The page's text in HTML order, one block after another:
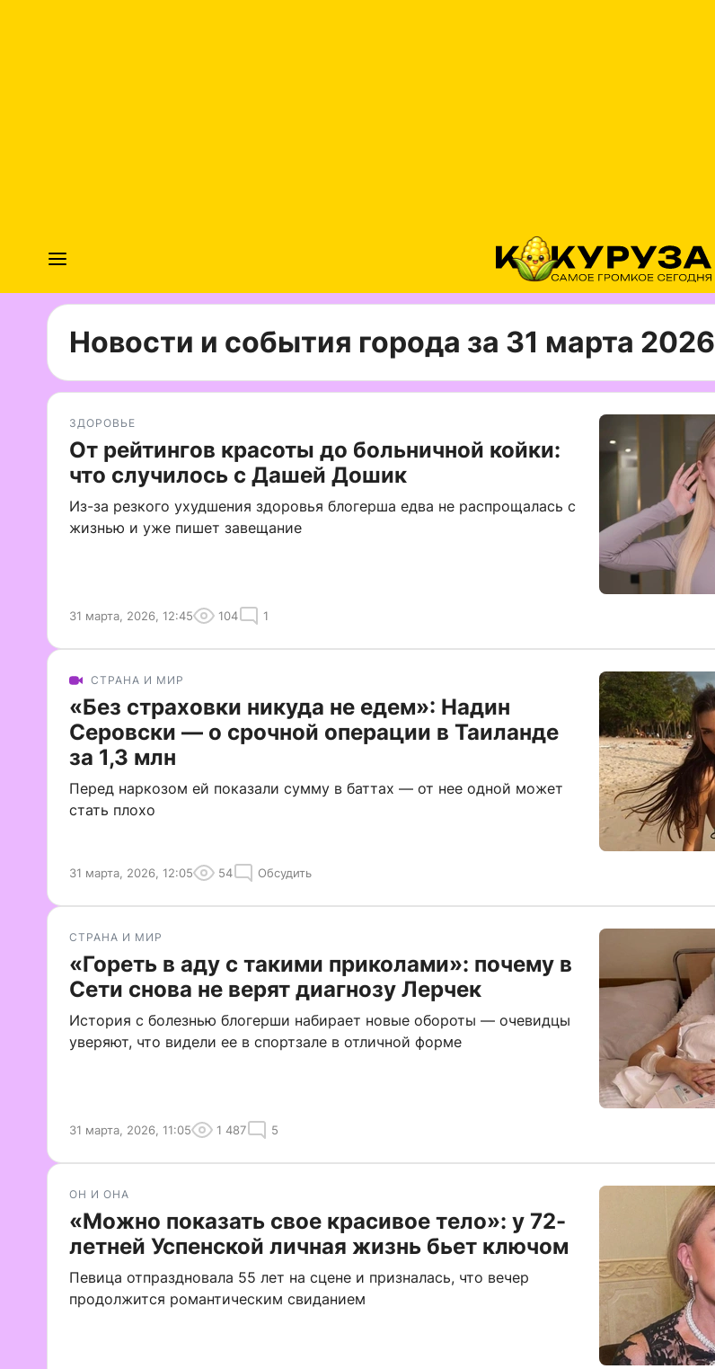
Новости и события города за 31 марта 2026
ЗДОРОВЬЕ
От рейтингов красоты до больничной койки:
что случилось с Дашей Дошик
Из-за резкого ухудшения здоровья блогерша едва не распрощалась с
жизнью и уже пишет завещание
31 марта, 2026, 12:45 104 1
СТРАНА И МИР
«Без страховки никуда не едем»: Надин
Серовски — о срочной операции в Таиланде
за 1,3 млн
Перед наркозом ей показали сумму в баттах — от нее одной может
стать плохо
31 марта, 2026, 12:05 54 Обсудить
СТРАНА И МИР
«Гореть в аду с такими приколами»: почему в
Сети снова не верят диагнозу Лерчек
История с болезнью блогерши набирает новые обороты — очевидцы
уверяют, что видели ее в спортзале в отличной форме
31 марта, 2026, 11:05 1 487 5
ОН И ОНА
«Можно показать свое красивое тело»: у 72-
летней Успенской личная жизнь бьет ключом
Певица отпраздновала 55 лет на сцене и призналась, что вечер
продолжится романтическим свиданием